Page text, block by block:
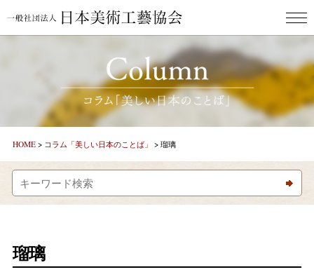
ごあいさつ
新着情報
コラム「美しとき」
コラム「美しい日本のことば」
HOME> コラム「美しい日本のことば」 > 瑠璃
瑠璃